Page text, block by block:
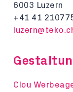
6003 Luzern
+41 41
Clou